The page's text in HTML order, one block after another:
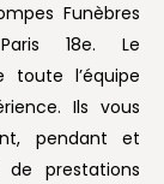
Funèbres
18e. Le
toute l’équipe
Ils vous
pendant et
prestations